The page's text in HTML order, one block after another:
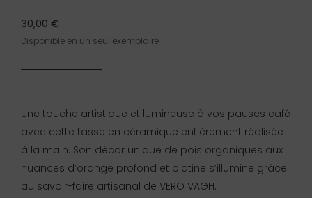
30,00 €
Disponible en un seul exemplaire
Une touche artistique et lumineuse à vos pauses café
avec cette tasse en céramique entièrement réalisée
à la main. Son décor unique de pois organiques aux
nuances d’orange profond et platine s’illumine grâce
au savoir-faire artisanal de VERO VAGH.